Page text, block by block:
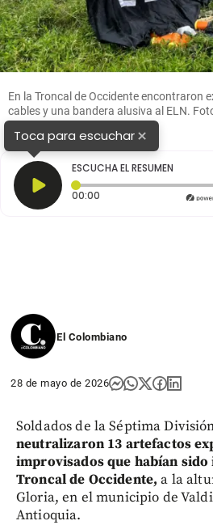
En la Troncal de Occidente encontraron
cables y una bandera alusiva al ELN.
nacional.
Toca para escuchar×
ESCUCHA EL RESUMEN
00:00 Tiempo transcurrido:
El Colombiano
28 de mayo de 2026
Soldados de la Séptima
neutralizaron 13 artefactos
improvisados que habían sido
Troncal de Occidente, a la
Gloria, en el municipio de
Antioquia.